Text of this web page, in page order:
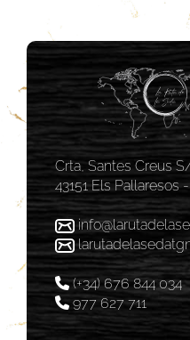
Crta, Santes Creus
43151 Els Pallaresos
(+34) 676 844 034
977 627 711